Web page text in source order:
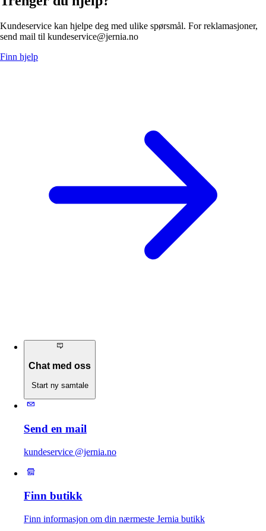
Kundeservice kan hjelpe deg med ulike spørsmål. For reklamasjoner,
send mail til kundeservice@jernia.no
Finn hjelp
Chat med oss
Start ny samtale
Send en mail
kundeservice @jernia.no
Finn butikk
Finn informasjon om din nærmeste Jernia butikk